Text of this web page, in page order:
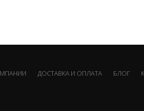
ДОСТАВКА И ОПЛАТА БЛОГ